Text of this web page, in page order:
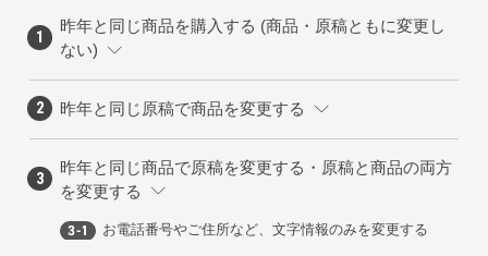
昨年と同じ商品を購入する (商品・原稿ともに変更し
ない)
昨年と同じ原稿で商品を変更する
昨年と同じ商品で原稿を変更する・原稿と商品の両方
を変更する
お電話番号やご住所など、文字情報のみを変更する